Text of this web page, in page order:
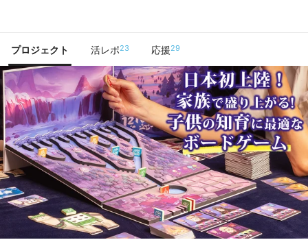
プロジェクト 活レポ23 応援29